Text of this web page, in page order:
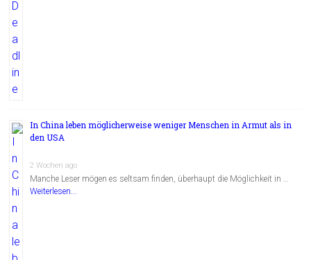
In China leben möglicherweise weniger Menschen in Armut als in
den USA
2 Wochen ago
Manche Leser mögen es seltsam finden, überhaupt die Möglichkeit in …
Weiterlesen...